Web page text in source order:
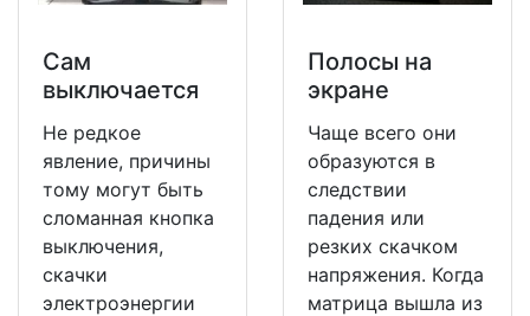
Сам
выключается
Не редкое
явление, причины
тому могут быть
сломанная кнопка
выключения,
скачки
электроэнергии
Полосы на
экране
Чаще всего они
образуются в
следствии
падения или
резких скачком
напряжения. Когда
матрица вышла из